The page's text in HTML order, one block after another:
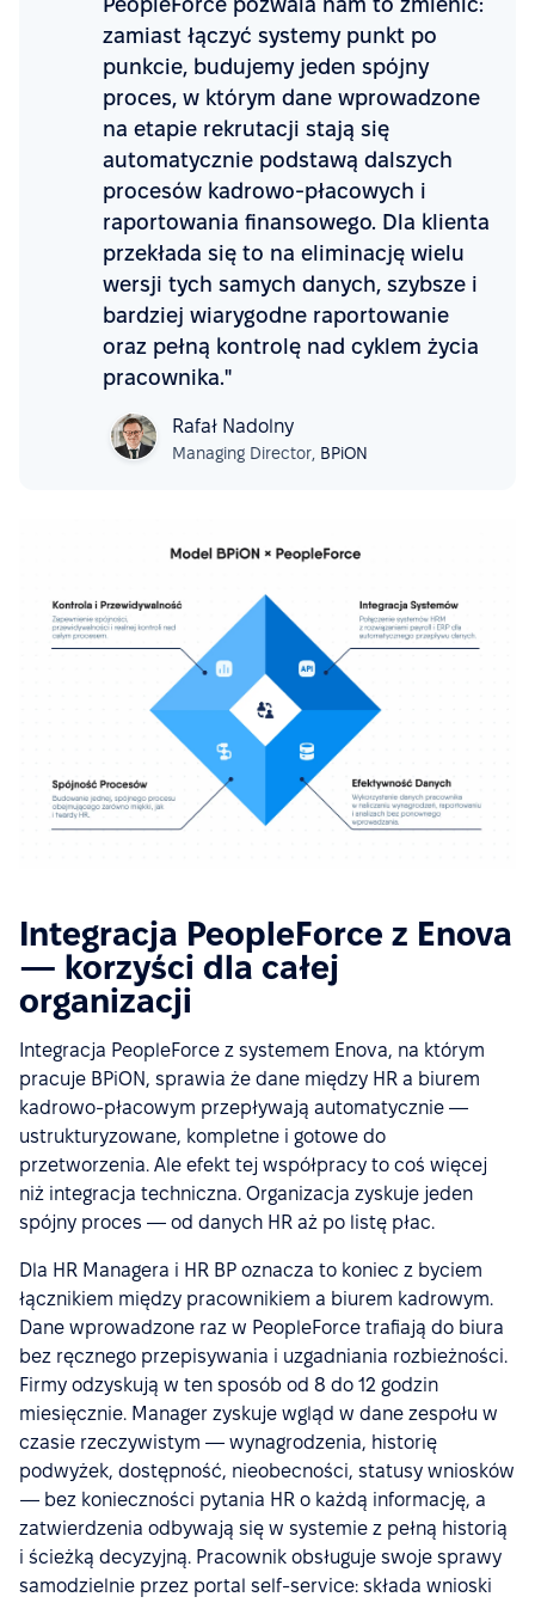
zamiast łączyć systemy punkt po
punkcie, budujemy jeden spójny
proces, w którym dane wprowadzone
na etapie rekrutacji stają się
automatycznie podstawą dalszych
procesów kadrowo-płacowych i
raportowania finansowego. Dla klienta
przekłada się to na eliminację wielu
wersji tych samych danych, szybsze i
bardziej wiarygodne raportowanie
oraz pełną kontrolę nad cyklem życia
pracownika."
Rafał Nadolny
Managing Director, BPiON
Integracja PeopleForce z Enova
— korzyści dla całej
organizacji
Integracja PeopleForce z systemem Enova, na którym
pracuje BPiON, sprawia że dane między HR a biurem
kadrowo-płacowym przepływają automatycznie —
ustrukturyzowane, kompletne i gotowe do
przetworzenia. Ale efekt tej współpracy to coś więcej
niż integracja techniczna. Organizacja zyskuje jeden
spójny proces — od danych HR aż po listę płac.
Dla HR Managera i HR BP oznacza to koniec z byciem
łącznikiem między pracownikiem a biurem kadrowym.
Dane wprowadzone raz w PeopleForce trafiają do biura
bez ręcznego przepisywania i uzgadniania rozbieżności.
Firmy odzyskują w ten sposób od 8 do 12 godzin
miesięcznie. Manager zyskuje wgląd w dane zespołu w
czasie rzeczywistym — wynagrodzenia, historię
podwyżek, dostępność, nieobecności, statusy wniosków
— bez konieczności pytania HR o każdą informację, a
zatwierdzenia odbywają się w systemie z pełną historią
i ścieżką decyzyjną. Pracownik obsługuje swoje sprawy
samodzielnie przez portal self-service: składa wnioski